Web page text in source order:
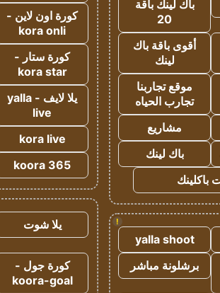
باك لينك باقة
20
أقوى باقة باك
لينك
موقع تجاربنا
تجارب الحياه
مشاريع
باك لينك
باكلينك
!
yalla shoot
برشلونة مباشر
كورة اون لاين -
kora onli
كورة ستار -
kora star
يلا لايف - yalla
live
kora live
koora 365
يلا شوت
كورة جول -
koora-goal